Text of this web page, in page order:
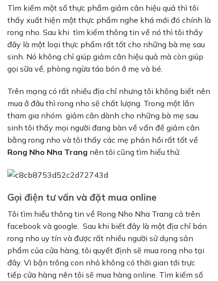
Tìm kiếm một số thực phẩm giảm cân hiệu quả thì tôi
thấy xuất hiện một thực phẩm nghe khá mới đó chính là
rong nho. Sau khi tìm kiếm thông tin về nó thì tôi thấy
đây là một loại thực phẩm rất tốt cho những bà mẹ sau
sinh. Nó không chỉ giúp giảm cân hiệu quả mà còn giúp
gọi sữa về, phòng ngừa táo bón ở mẹ và bé.
Trên mạng có rất nhiều địa chỉ nhưng tôi không biết nên
mua ở đâu thì rong nho sẽ chất lượng. Trong một lần
tham gia nhóm giảm cân dành cho những bà mẹ sau
sinh tôi thấy mọi người đang bàn về vấn đề giảm cân
bằng rong nho và tôi thấy các mẹ phản hồi rất tốt về
Rong Nho Nha Trang nên tôi cũng tìm hiểu thử.
Gọi điện tư vấn và đặt mua online
Tôi tìm hiểu thông tin về Rong Nho Nha Trang cả trên
facebook và google. Sau khi biết đây là một địa chỉ bán
rong nho uy tín và được rất nhiều người sử dụng sản
phẩm của cửa hàng, tôi quyết định sẽ mua rong nho tại
đây. Vì bận trông con nhỏ không có thời gian tới trực
tiếp cửa hàng nên tôi sẽ mua hàng online. Tìm kiếm số